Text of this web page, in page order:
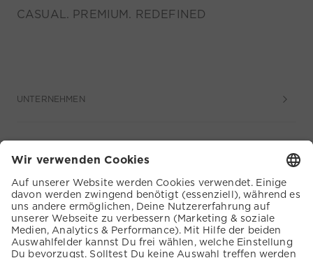
CASUAL. PREMIUM. REDEFINED
UNTERNEHMEN
SERVICE
KUNDENSERVICE